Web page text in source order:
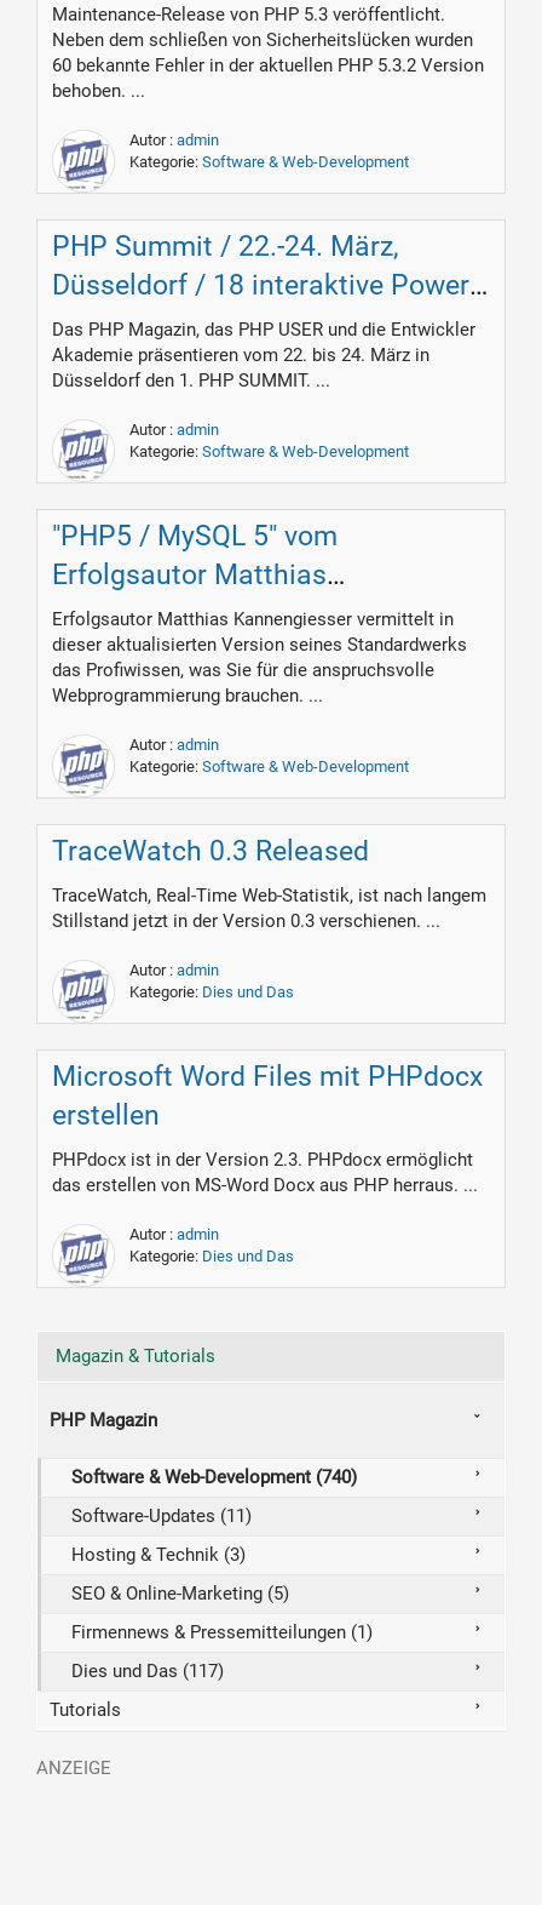
Maintenance-Release von PHP 5.3 veröffentlicht.
Neben dem schließen von Sicherheitslücken wurden
60 bekannte Fehler in der aktuellen PHP 5.3.2 Version
behoben. ...
Autor : admin
Kategorie: Software & Web-Development
PHP Summit / 22.-24. März,
Düsseldorf / 18 interaktive Power
Workshops mit Sebastian
Bergmann, Arne Blankerts &
Das PHP Magazin, das PHP USER und die Entwickler
Akademie präsentieren vom 22. bis 24. März in
Düsseldorf den 1. PHP SUMMIT. ...
Autor : admin
Kategorie: Software & Web-Development
"PHP5 / MySQL 5" vom
Erfolgsautor Matthias
Kannengiesser
Erfolgsautor Matthias Kannengiesser vermittelt in
dieser aktualisierten Version seines Standardwerks
das Profiwissen, was Sie für die anspruchsvolle
Webprogrammierung brauchen. ...
Autor : admin
Kategorie: Software & Web-Development
TraceWatch 0.3 Released
TraceWatch, Real-Time Web-Statistik, ist nach langem
Stillstand jetzt in der Version 0.3 verschienen. ...
Autor : admin
Kategorie: Dies und Das
Microsoft Word Files mit PHPdocx
erstellen
PHPdocx ist in der Version 2.3. PHPdocx ermöglicht
das erstellen von MS-Word Docx aus PHP herraus. ...
Autor : admin
Kategorie: Dies und Das
Magazin & Tutorials
PHP Magazin
Software & Web-Development (740)
Software-Updates (11)
Hosting & Technik (3)
SEO & Online-Marketing (5)
Firmennews & Pressemitteilungen (1)
Dies und Das (117)
Tutorials